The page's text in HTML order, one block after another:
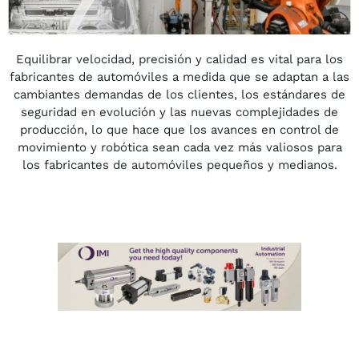
Equilibrar velocidad, precisión y calidad es vital para los
fabricantes de automóviles a medida que se adaptan a las
cambiantes demandas de los clientes, los estándares de
seguridad en evolución y las nuevas complejidades de
producción, lo que hace que los avances en control de
movimiento y robótica sean cada vez más valiosos para
los fabricantes de automóviles pequeños y medianos.